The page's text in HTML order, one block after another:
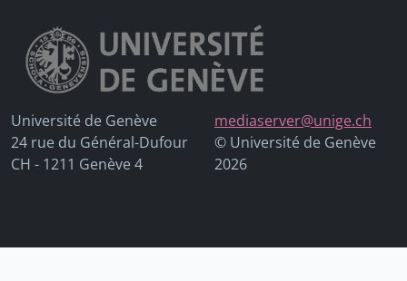
Université de Genève
24 rue du Général-Dufour
CH - 1211 Genève 4
mediaserver@unige.ch
© Université de Genève
2026